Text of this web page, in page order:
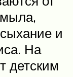
мыла,
и
На
детским